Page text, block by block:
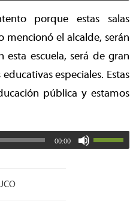
porque estas salas
mencionó el alcalde, serán
escuela, será de gran
especiales. Estas
pública y estamos
00:00